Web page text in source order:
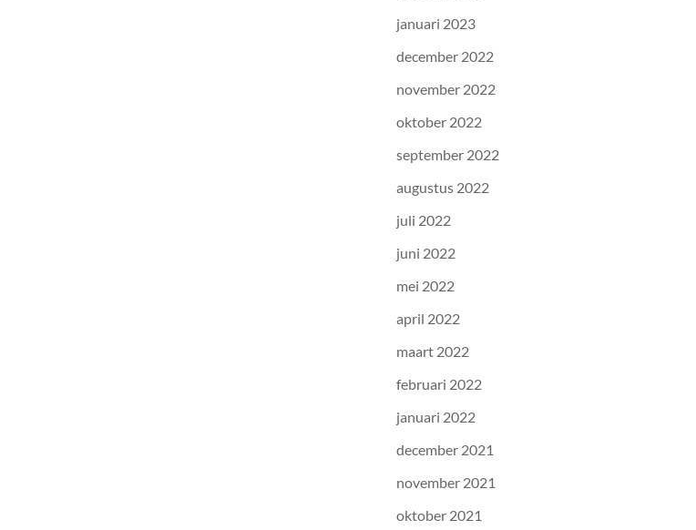
januari 2023
december 2022
november 2022
oktober 2022
september 2022
augustus 2022
juli 2022
juni 2022
mei 2022
april 2022
maart 2022
februari 2022
januari 2022
december 2021
november 2021
oktober 2021